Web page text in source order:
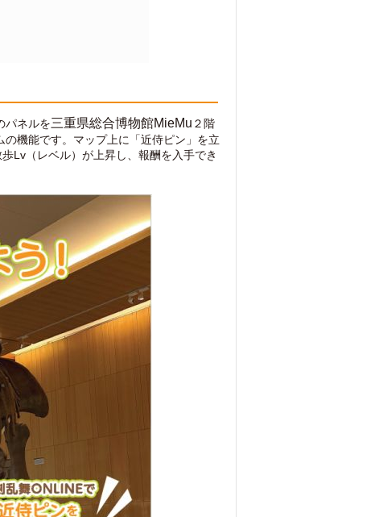
パネルを三重県総合博物館MieMu ２階
機能です。マップ上に「近侍ピン」を立
Lv（レベル）が上昇し、報酬を入手でき